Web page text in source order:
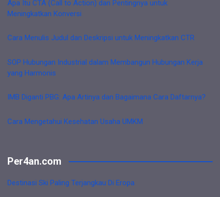
Apa Itu CTA (Call to Action) dan Pentingnya untuk
Meningkatkan Konversi
Cara Menulis Judul dan Deskripsi untuk Meningkatkan CTR
SOP Hubungan Industrial dalam Membangun Hubungan Kerja
yang Harmonis
IMB Diganti PBG: Apa Artinya dan Bagaimana Cara Daftarnya?
Cara Mengetahui Kesehatan Usaha UMKM
Per4an.com
Destinasi Ski Paling Terjangkau Di Eropa